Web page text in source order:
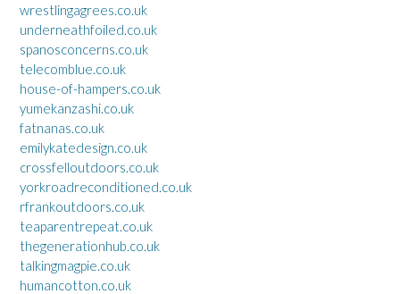
wrestlingagrees.co.uk
underneathfoiled.co.uk
spanosconcerns.co.uk
telecomblue.co.uk
house-of-hampers.co.uk
yumekanzashi.co.uk
fatnanas.co.uk
emilykatedesign.co.uk
crossfelloutdoors.co.uk
yorkroadreconditioned.co.uk
rfrankoutdoors.co.uk
teaparentrepeat.co.uk
thegenerationhub.co.uk
talkingmagpie.co.uk
humancotton.co.uk